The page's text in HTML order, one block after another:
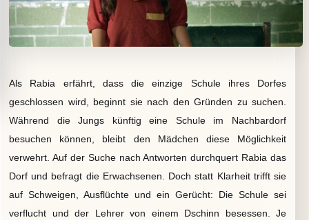
Als Rabia erfährt, dass die einzige Schule ihres Dorfes
geschlossen wird, beginnt sie nach den Gründen zu suchen.
Während die Jungs künftig eine Schule im Nachbardorf
besuchen können, bleibt den Mädchen diese Möglichkeit
verwehrt. Auf der Suche nach Antworten durchquert Rabia das
Dorf und befragt die Erwachsenen. Doch statt Klarheit trifft sie
auf Schweigen, Ausflüchte und ein Gerücht: Die Schule sei
verflucht und der Lehrer von einem Dschinn besessen. Je